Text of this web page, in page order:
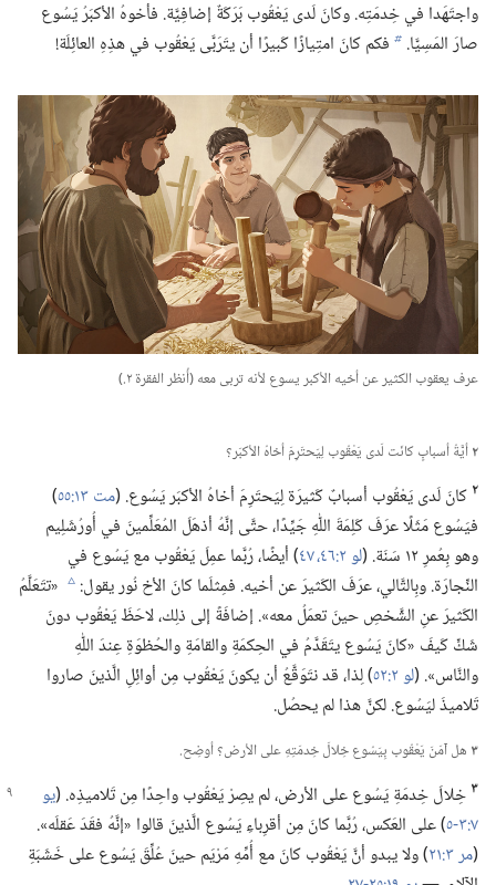
واجتَهَدا في خِدمَتِه.‏ وكانَ لَدى يَعْقُوب بَرَكَةٌ إضافِيَّة.‏ فأخوهُ الأكبَرُ يَسُوع
صارَ المَسِيَّا.‏ b فكم كانَ امتِيازًا كَبيرًا أن يتَرَبَّى يَعْقُوب في هذِهِ العائِلَة!‏
عرف يعقوب الكثير عن أخيه الأكبر يسوع لأنه تربى معه (‏أُنظر الفقرة ٢.‏)‏
٢أيَّةُ أسبابٍ كانَت لَدى يَعْقُوب لِيَحتَرِمَ أخاهُ الأكبَر؟‏
٢ كانَ لَدى يَعْقُوب أسبابٌ كَثيرَة لِيَحتَرِمَ أخاهُ الأكبَر يَسُوع.‏ (‏مت ١٣:‏٥٥
‏)‏
فيَسُوع مَثَلًا عرَفَ كَلِمَةَ اللّٰهِ جَيِّدًا،‏ حتَّى إنَّهُ أذهَلَ المُعَلِّمينَ في أُورُشَلِيم
وهو بِعُمرِ ١٢ سَنَة.‏ (‏
لو ٢:‏٤٦،‏ ٤٧
‏)‏ أيضًا،‏ رُبَّما عمِلَ يَعْقُوب مع يَسُوع في
النِّجارَة.‏ وبِالتَّالي،‏ عرَفَ الكَثيرَ عن أخيه.‏ فمِثلَما كانَ الأخ نُور يقول:‏ c «تتَعَلَّمُ
الكَثيرَ عنِ الشَّخصِ حينَ تعمَلُ معه».‏ إضافَةً إلى ذلِك،‏ لاحَظَ يَعْقُوب دونَ
شَكٍّ كَيفَ «كانَ يَسُوع يتَقَدَّمُ في الحِكمَةِ والقامَةِ والحُظوَةِ عِندَ اللّٰهِ
والنَّاس».‏ (‏لو ٢:‏٥٢
‏)‏ لِذا،‏ قد نتَوَقَّعُ أن يكونَ يَعْقُوب مِن أوائِلِ الَّذينَ صاروا
تَلاميذَ ليَسُوع.‏ لكنَّ هذا لم يحصُل.‏
٣ هل آمَنَ يَعْقُوب بِيَسُوع خِلالَ خِدمَتِهِ على الأرض؟‏ أوضِح.‏
٣ خِلالَ خِدمَةِ يَسُوع على الأرض،‏ لم يصِرْ يَعْقُوب واحِدًا مِن تَلاميذِه.‏‏(‏يو
٧:‏٣-‏٥
‏)‏ على العَكس،‏ رُبَّما كانَ مِن أقرِباءِ يَسُوع الَّذينَ قالوا «إنَّهُ فقَدَ عَقلَه».‏
(‏مر ٣:‏٢١
‏)‏ ولا يبدو أنَّ يَعْقُوب كانَ مع أُمِّهِ مَرْيَم حينَ عُلِّقَ يَسُوع على خَشَبَةِ